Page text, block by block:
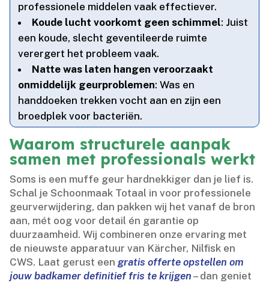
professionele middelen vaak effectiever.​
Koude lucht voorkomt geen schimmel: Juist
een koude, slecht geventileerde ruimte
verergert het probleem vaak.​
Natte was laten hangen veroorzaakt
onmiddelijk geurproblemen: Was en
handdoeken trekken vocht aan en zijn een
broedplek voor bacteriën.​
Waarom structurele aanpak
samen met professionals werkt
Soms is een muffe geur hardnekkiger dan je lief is.​
Schal je Schoonmaak Totaal in voor professionele
geurverwijdering, dan pakken wij het vanaf de bron
aan, mét oog voor detail én garantie op
duurzaamheid.​ Wij combineren onze ervaring met
de nieuwste apparatuur van Kärcher, Nilfisk en
CWS.​ Laat gerust eengratis offerte opstellen om
jouw badkamer definitief fris te krijgen – dan geniet